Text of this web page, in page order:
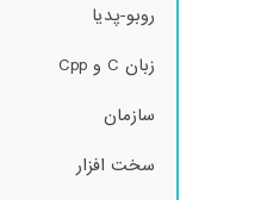
روبو-پدیا
زبان C و Cpp
سازمان
سخت افزار